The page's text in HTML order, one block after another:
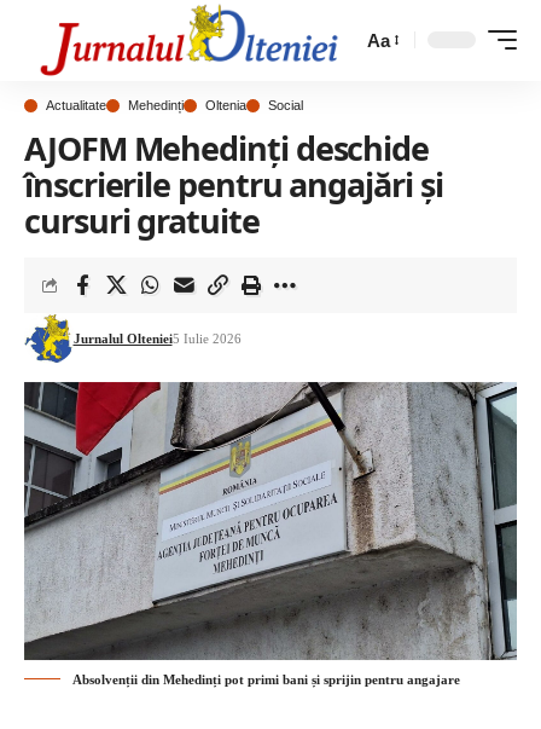
Aa
Actualitate Mehedinți Oltenia Social
AJOFM Mehedinți deschide
înscrierile pentru angajări și
cursuri gratuite
Jurnalul Olteniei5 Iulie 2026
Absolvenții din Mehedinți pot primi bani și sprijin pentru angajare